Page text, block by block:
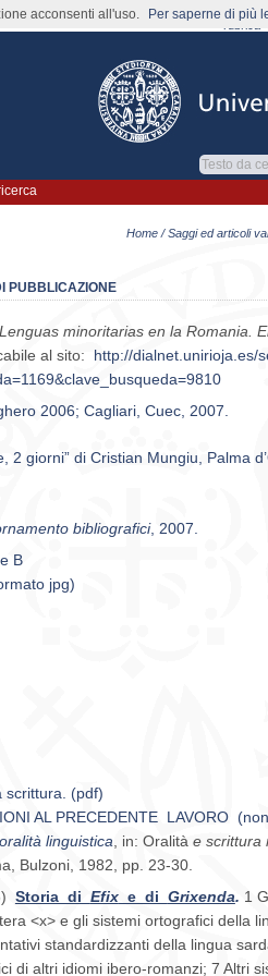
rubrica
Home / Saggi ed articoli
PUBBLICAZIONE
Lenguas minoritarias en la Romania.
al sito: http://dialnet.unirioja.es/
2006; Cagliari, Cuec, 2007.
2 giorni” di Cristian Mungiu, Palma
bibliografici, 2007.
B
jpg)
scrittura. (pdf)
AL PRECEDENTE LAVORO
linguistica , in: Oralità e scrittura
Bulzoni, 1982, pp. 23-30.
Storia di Efixe di Grixenda. 1
<x> e gli sistemi ortografici della
standardizzanti della lingua
di altri idiomi ibero-romanzi; 7 Altri
acconsenti all'uso. Per saperne di più